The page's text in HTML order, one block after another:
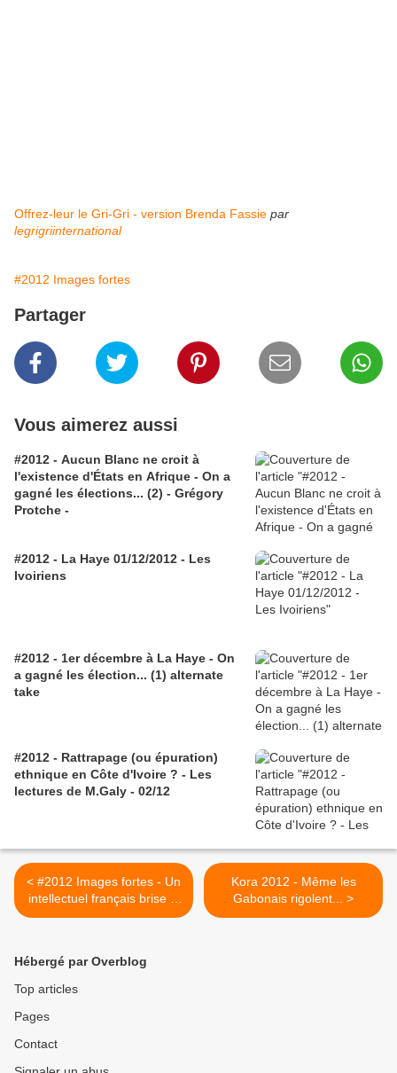
Offrez-leur le Gri-Gri - version Brenda Fassie par
legrigriinternational
#2012 Images fortes
Partager
Vous aimerez aussi
#2012 - Aucun Blanc ne croit à
l'existence d'États en Afrique - On a
gagné les élections... (2) - Grégory
Protche -
#2012 - La Haye 01/12/2012 - Les
Ivoiriens
#2012 - 1er décembre à La Haye - On
a gagné les élection... (1) alternate
take
#2012 - Rattrapage (ou épuration)
ethnique en Côte d'Ivoire ? - Les
lectures de M.Galy - 02/12
< #2012 Images fortes - Un
intellectuel français brise le
tabou Gbagbo à la télé
Kora 2012 - Même les
Gabonais rigolent... >
Hébergé par Overblog
Top articles
Pages
Contact